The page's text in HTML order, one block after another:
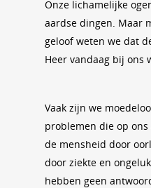
Onze lichamelijke
aardse dingen. Maar
geloof weten we dat
Heer vandaag bij ons
Vaak zijn we
problemen die op
de mensheid door
door ziekte en
hebben geen